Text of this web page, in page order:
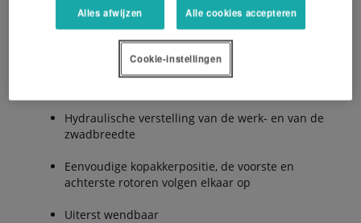
De Voordelen:
Hydraulische verstelling van de werk- en van de
zwadbreedte
Eenvoudige kopakkerpositie, de voorste en
achterste rotoren volgen elkaar op
Uiterst wendbaar
Alles afwijzen Alle cookies accepteren
Cookie-instellingen